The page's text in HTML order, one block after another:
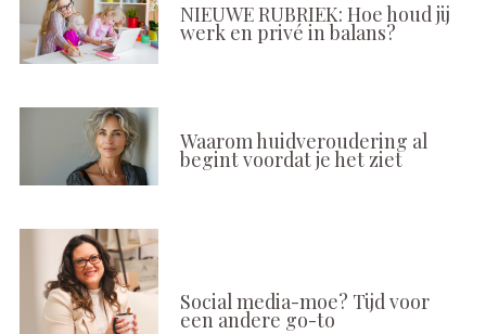
NIEUWE RUBRIEK: Hoe houd jij
werk en privé in balans?
Waarom huidveroudering al
begint voordat je het ziet
Social media-moe? Tijd voor
een andere go-to